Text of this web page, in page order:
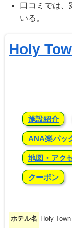
口コミでは、
いる。
Holy
施設紹介
ANA楽パッ
地図・アク
クーポン
ホテル名 Holy Town